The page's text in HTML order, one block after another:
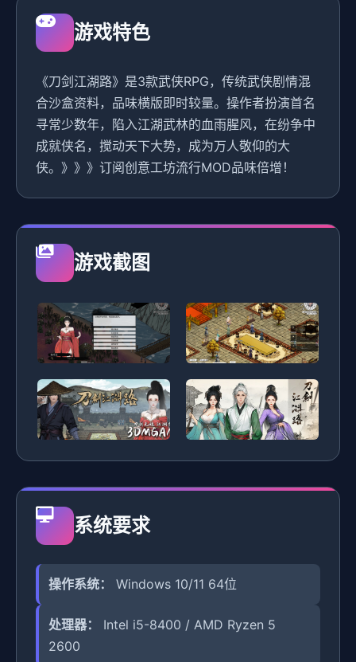
游戏特色
《刀剑江湖路》是3款武侠RPG，传统武侠剧情混
合沙盒资料，品味横版即时较量。操作者扮演首名
寻常少数年，陷入江湖武林的血雨腥风，在纷争中
成就侠名，搅动天下大势，成为万人敬仰的大
侠。》》》订阅创意工坊流行MOD品味倍增！
游戏截图
系统要求
操作系统： Windows 10/11 64位
处理器：
Intel i5-8400 / AMD Ryzen 5
2600